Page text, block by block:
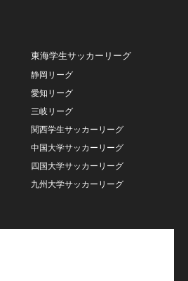
東海学生サッカーリーグ
静岡リーグ
愛知リーグ
三岐リーグ
関西学生サッカーリーグ
中国大学サッカーリーグ
四国大学サッカーリーグ
九州大学サッカーリーグ